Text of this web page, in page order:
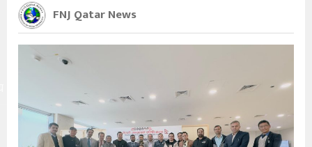
FNJ Qatar News